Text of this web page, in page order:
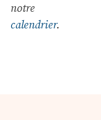
notre
calendrier.